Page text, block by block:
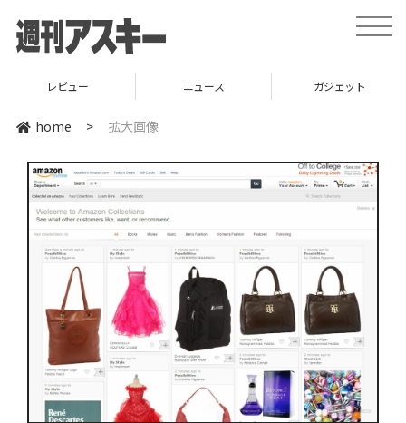
toggle
レビュー ニュース ガジェット
home > 拡大画像